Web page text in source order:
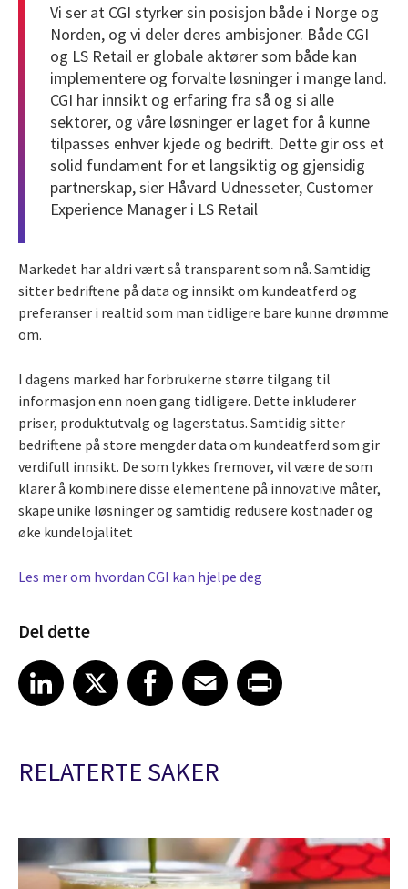
Vi ser at CGI styrker sin posisjon både i Norge og
Norden, og vi deler deres ambisjoner. Både CGI
og LS Retail er globale aktører som både kan
implementere og forvalte løsninger i mange land.
CGI har innsikt og erfaring fra så og si alle
sektorer, og våre løsninger er laget for å kunne
tilpasses enhver kjede og bedrift. Dette gir oss et
solid fundament for et langsiktig og gjensidig
partnerskap, sier Håvard Udnesseter, Customer
Experience Manager i LS Retail
Markedet har aldri vært så transparent som nå. Samtidig
sitter bedriftene på data og innsikt om kundeatferd og
preferanser i realtid som man tidligere bare kunne drømme
om.
I dagens marked har forbrukerne større tilgang til
informasjon enn noen gang tidligere. Dette inkluderer
priser, produktutvalg og lagerstatus. Samtidig sitter
bedriftene på store mengder data om kundeatferd som gir
verdifull innsikt. De som lykkes fremover, vil være de som
klarer å kombinere disse elementene på innovative måter,
skape unike løsninger og samtidig redusere kostnader og
øke kundelojalitet
Les mer om hvordan CGI kan hjelpe deg
Del dette
Share article on LinkedIn
LinkedIn
Share article on XShare article on Facebook
Facebook
Share article on Email
EmailShare article on Print
RELATERTE SAKER